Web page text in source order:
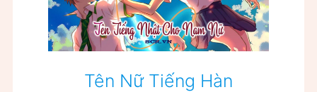
Tên Nữ Tiếng Hàn